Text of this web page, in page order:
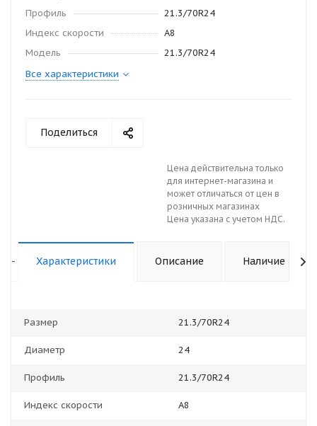
Профиль
21.3/70R24
Индекс скорости
A8
Модель
21.3/70R24
Все характеристики
Поделиться
Цена действительна только
для интернет-магазина и
может отличаться от цен в
розничных магазинах
Цена указана с учетом НДС.
- Характеристики Описание Наличие
Размер 21.3/70R24
Диаметр 24
Профиль 21.3/70R24
Индекс скорости A8